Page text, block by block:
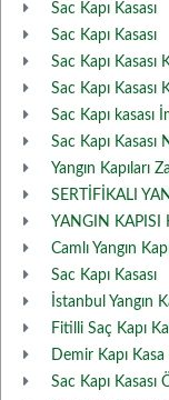
Sac Kapı Kasası
Sac Kapı Kasası
Sac Kapı Kasası
Sac Kapı Kasası
Sac Kapı kasası
Sac Kapı Kasası
Yangın Kapıları
SERTİFİKALI
YANGIN KAPISI
Camlı Yangın
Sac Kapı Kasası
İstanbul Yangın
Fitilli Saç Kapı
Demir Kapı Kasa
Sac Kapı Kasası